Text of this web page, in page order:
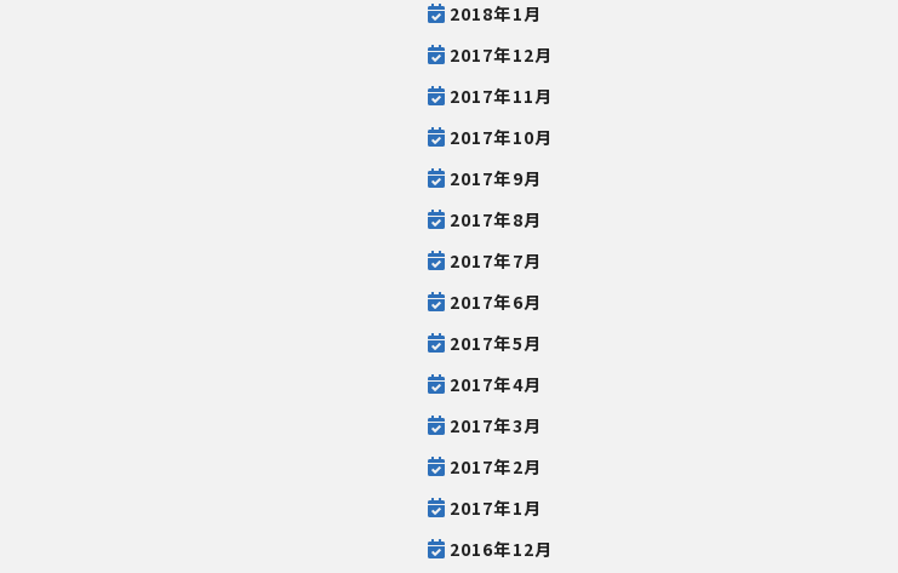
2018年1月
2017年12月
2017年11月
2017年10月
2017年9月
2017年8月
2017年7月
2017年6月
2017年5月
2017年4月
2017年3月
2017年2月
2017年1月
2016年12月